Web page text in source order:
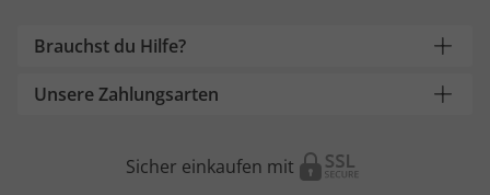
Brauchst du Hilfe?
Unsere Zahlungsarten
Sicher einkaufen mit